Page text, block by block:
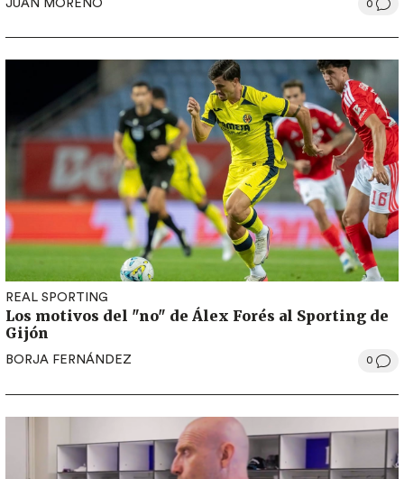
JUAN MORENO 0
REAL SPORTING
Los motivos del "no" de Álex Forés al Sporting de
Gijón
BORJA FERNÁNDEZ 0